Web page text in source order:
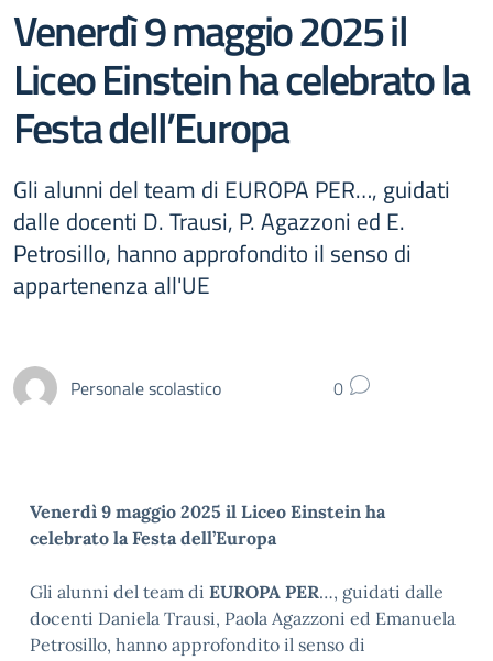
Venerdì 9 maggio 2025 il
Liceo Einstein ha celebrato la
Festa dell’Europa
Gli alunni del team di EUROPA PER…, guidati
dalle docenti D. Trausi, P. Agazzoni ed E.
Petrosillo, hanno approfondito il senso di
appartenenza all'UE
Personale scolastico 0
Venerdì 9 maggio 2025 il Liceo Einstein ha
celebrato la Festa dell’Europa
Gli alunni del team di EUROPA PER…, guidati dalle
docenti Daniela Trausi, Paola Agazzoni ed Emanuela
Petrosillo, hanno approfondito il senso di